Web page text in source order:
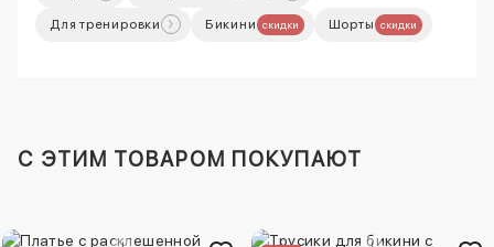
Для тренировки Бикини скидки Шорты скидки
C ЭТИМ ТОВАРОМ ПОКУПАЮТ